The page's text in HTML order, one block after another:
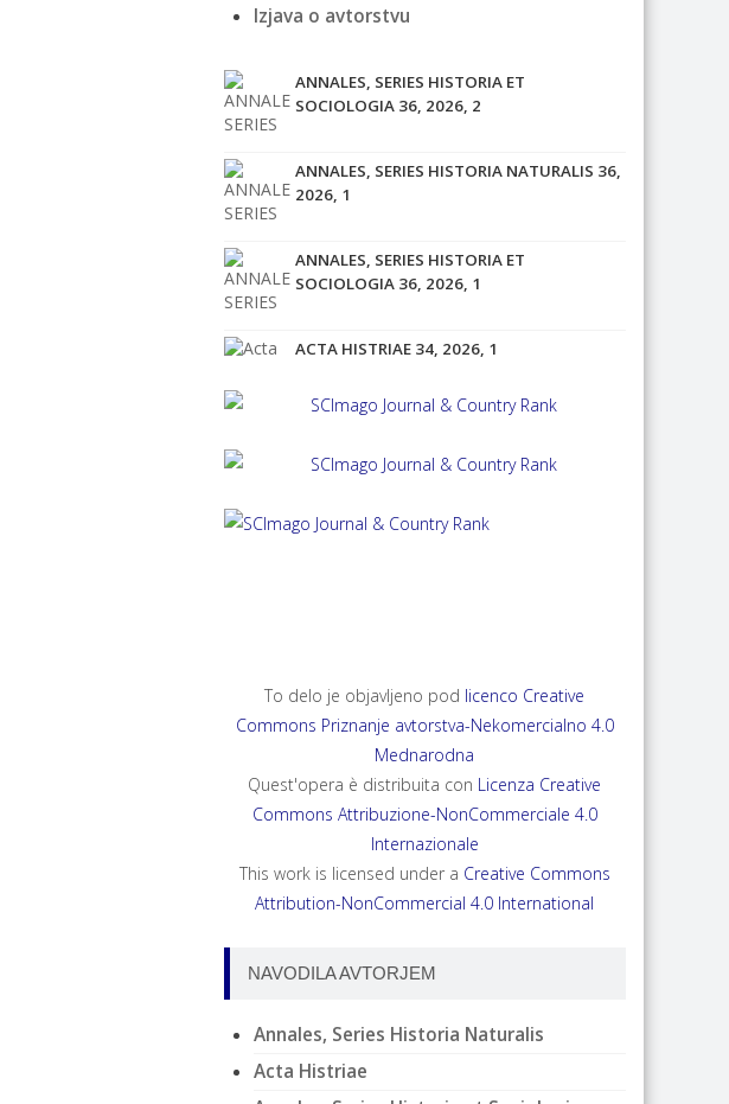
Izjava o avtorstvu
ANNALES, SERIES HISTORIA ET
SOCIOLOGIA 36, 2026, 2
ANNALES, SERIES HISTORIA NATURALIS 36,
2026, 1
ANNALES, SERIES HISTORIA ET
SOCIOLOGIA 36, 2026, 1
ACTA HISTRIAE 34, 2026, 1
ANNALES, SERIES HISTORIA ET
To delo je objavljeno pod licenco Creative
Commons Priznanje avtorstva-Nekomercialno 4.0
Mednarodna
Quest'opera è distribuita con Licenza Creative
Commons Attribuzione-NonCommerciale 4.0
Internazionale
This work is licensed under a Creative Commons
Attribution-NonCommercial 4.0 International
NAVODILA AVTORJEM
Annales, Series Historia Naturalis
Acta Histriae